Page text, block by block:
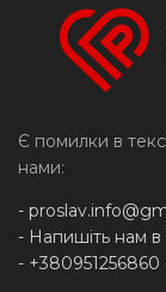
Є помилки в
нами:
-
- Напишіть нам в
- +380951256860